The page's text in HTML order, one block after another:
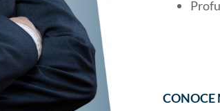
CONOCE